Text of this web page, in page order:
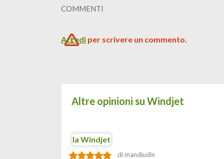
COMMENTI
Accedi per scrivere un commento.
Altre opinioni su Windjet
la Windjet
di mandiudin